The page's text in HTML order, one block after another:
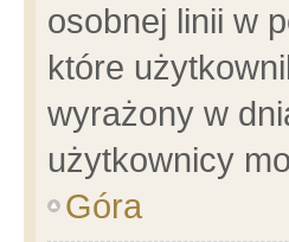
osobnej linii w
które
wyrażony w
użytkownicy
Góra